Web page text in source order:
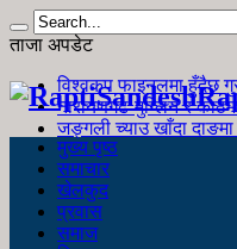
ताजा अपडेट
विश्वकप फाइनलमा हुँदैछ
नारायणगढ-मुग्लिन र
जङ्गली च्याउ खाँदा
मुख्य पृष्ठ
समाचार
खेलकुद
प्रवास
समाज